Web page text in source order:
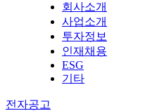
회사소개
사업소개
투자정보
인재채용
ESG
기타
전자공고